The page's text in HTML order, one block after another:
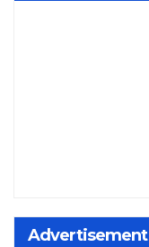
Advertisement